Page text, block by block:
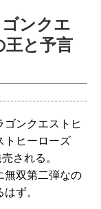
ンクエ
と予言
ンクエストヒ
トヒーローズ
される。
無双第二弾なの
ず。